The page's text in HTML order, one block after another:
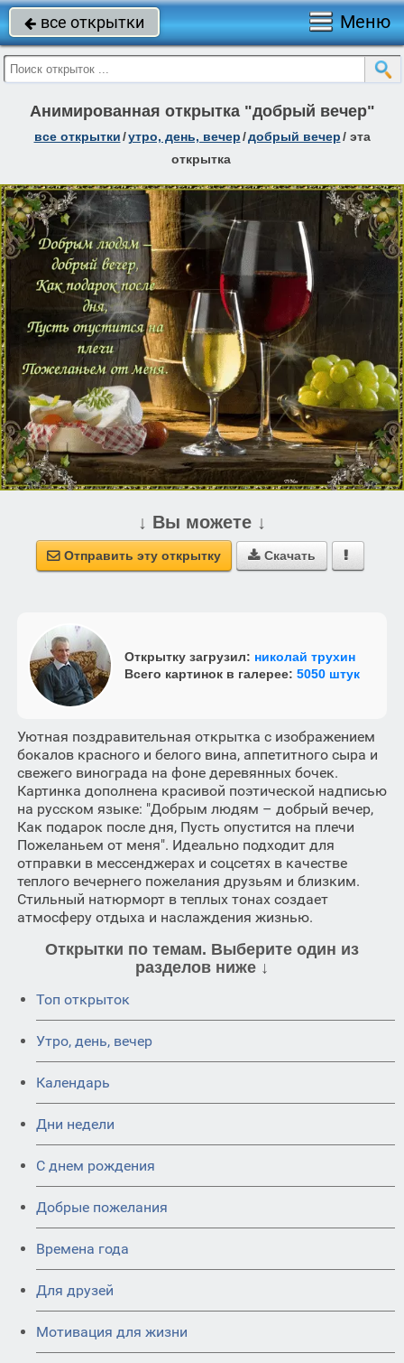
 все открытки Меню
Анимированная открытка "добрый вечер"
все открытки/утро, день, вечер/добрый вечер/ эта
открытка
↓ Вы можете ↓
 Отправить эту открытку  Скачать 
Открытку загрузил: николай трухин
Всего картинок в галерее: 5050 штук
Уютная поздравительная открытка с изображением
бокалов красного и белого вина, аппетитного сыра и
свежего винограда на фоне деревянных бочек.
Картинка дополнена красивой поэтической надписью
на русском языке: "Добрым людям – добрый вечер,
Как подарок после дня, Пусть опустится на плечи
Пожеланьем от меня". Идеально подходит для
отправки в мессенджерах и соцсетях в качестве
теплого вечернего пожелания друзьям и близким.
Стильный натюрморт в теплых тонах создает
атмосферу отдыха и наслаждения жизнью.
Открытки по темам. Выберите один из
разделов ниже ↓
Топ открыток
Утро, день, вечер
Календарь
Дни недели
C днем рождения
Добрые пожелания
Времена года
Для друзей
Мотивация для жизни